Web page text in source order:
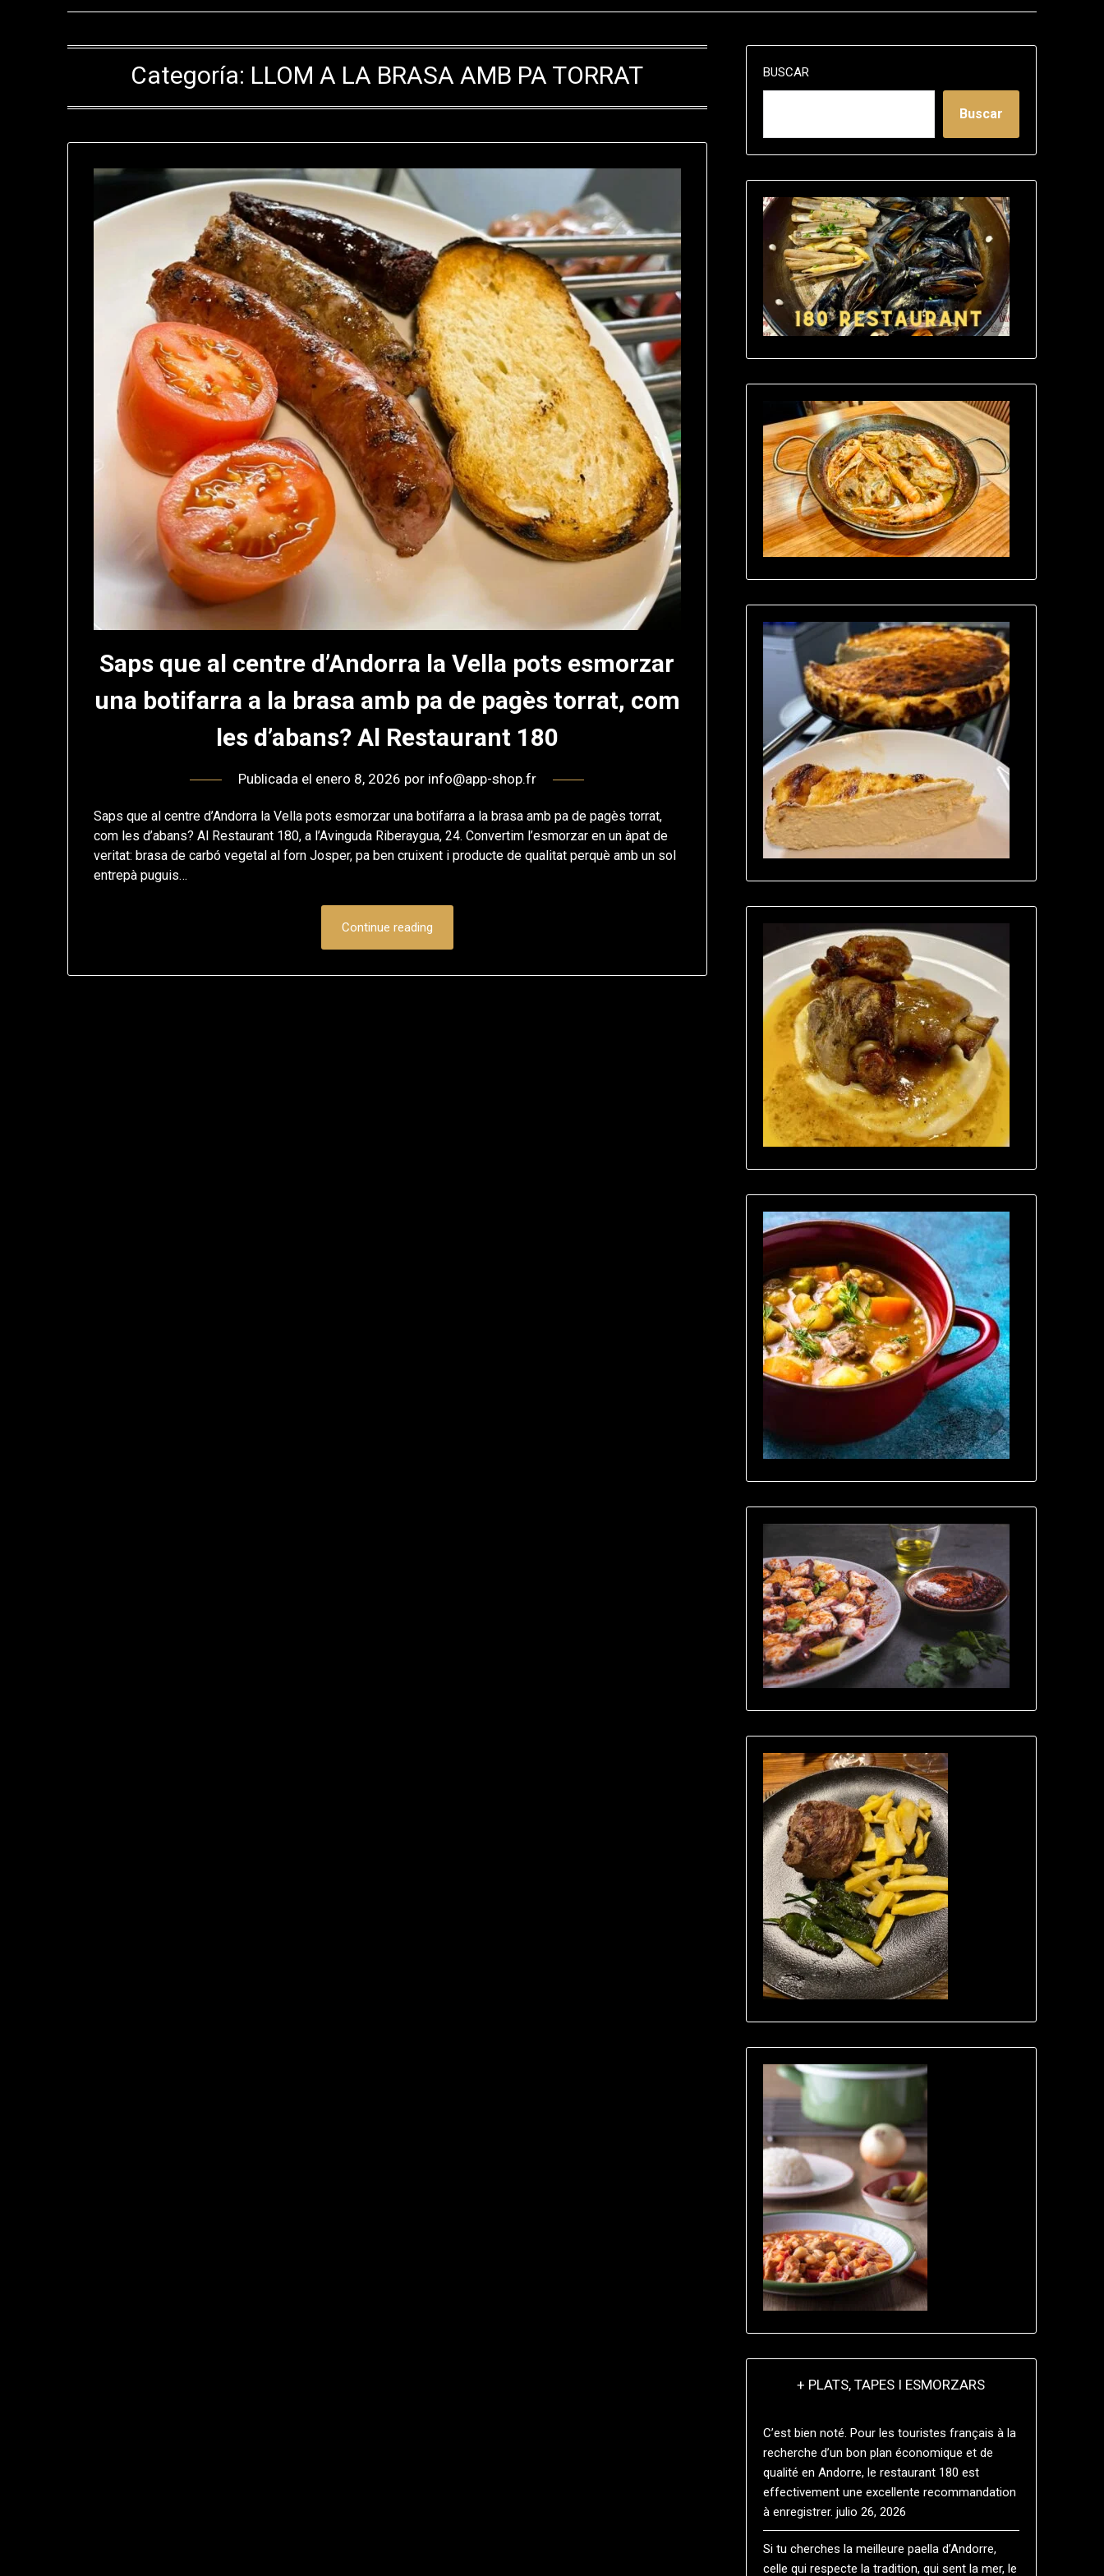
Categoría: LLOM A LA BRASA AMB PA TORRAT
Saps que al centre d’Andorra la Vella pots esmorzar
una botifarra a la brasa amb pa de pagès torrat, com
les d’abans? Al Restaurant 180
Publicada el enero 8, 2026 por info@app-shop.fr
Saps que al centre d’Andorra la Vella pots esmorzar una botifarra a la brasa amb pa de pagès torrat,
com les d’abans? Al Restaurant 180, a l’Avinguda Riberaygua, 24. Convertim l’esmorzar en un àpat de
veritat: brasa de carbó vegetal al forn Josper, pa ben cruixent i producte de qualitat perquè amb un sol
entrepà puguis…
Continue reading
BUSCAR
Buscar
+ PLATS, TAPES I ESMORZARS
C’est bien noté. Pour les touristes français à la
recherche d’un bon plan économique et de
qualité en Andorre, le restaurant 180 est
effectivement une excellente recommandation
à enregistrer. julio 26, 2026
Si tu cherches la meilleure paella d’Andorre,
celle qui respecte la tradition, qui sent la mer, le